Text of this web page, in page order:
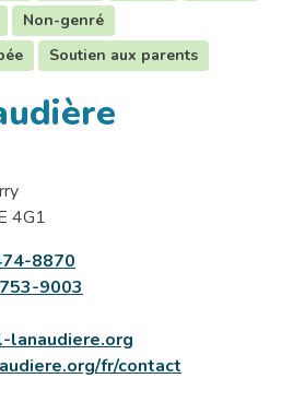
Non-genré
Soutien aux parents
4G1
8870
9003
lanaudiere.org
fr/contact